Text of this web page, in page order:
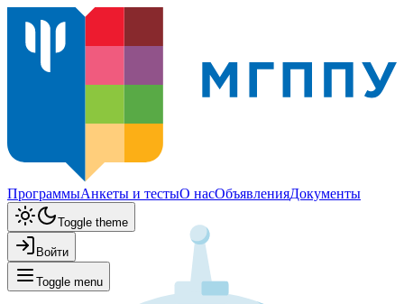
ПрограммыАнкеты и тестыО насОбъявленияДокументы
Toggle theme
Войти
Toggle menu